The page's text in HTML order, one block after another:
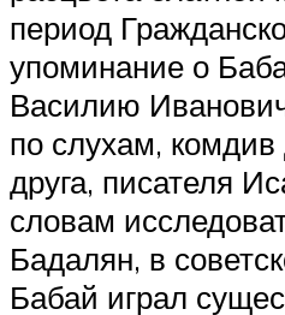
период
упоминание о
Василию
по слухам, комдив
друга, писателя
словам
Бадалян, в
Бабай играл